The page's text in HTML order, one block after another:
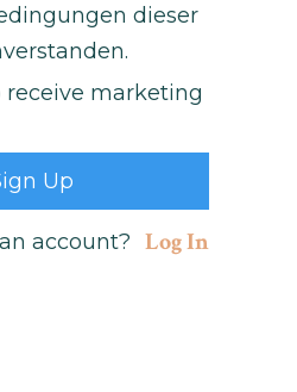
dieser
receive marketing
account? Log In